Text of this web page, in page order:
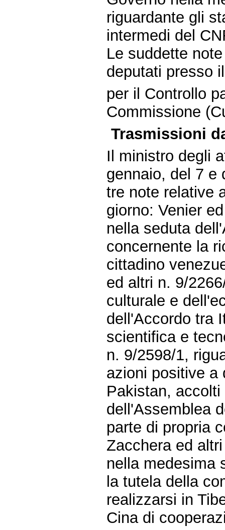
riguardante gli
intermedi del
Le suddette
deputati presso
per il Controllo
Commissione
Trasmissioni
Il ministro degli
gennaio, del 7 e
tre note relative
giorno: Venier
nella seduta
concernente la
cittadino
ed altri n. 9/
culturale e
dell'Accordo tra
scientifica e
n. 9/2598/1,
azioni positive a
Pakistan,
dell'Assemblea
parte di propria
Zacchera ed
nella medesima
la tutela della
realizzarsi in
Cina di